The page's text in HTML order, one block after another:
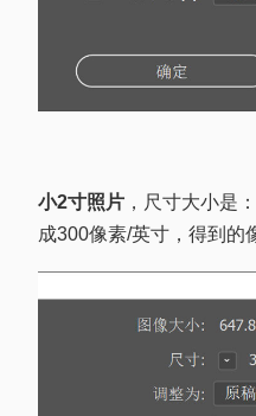
小2寸照片 ，尺寸大小是
成300像素/英寸，得到的